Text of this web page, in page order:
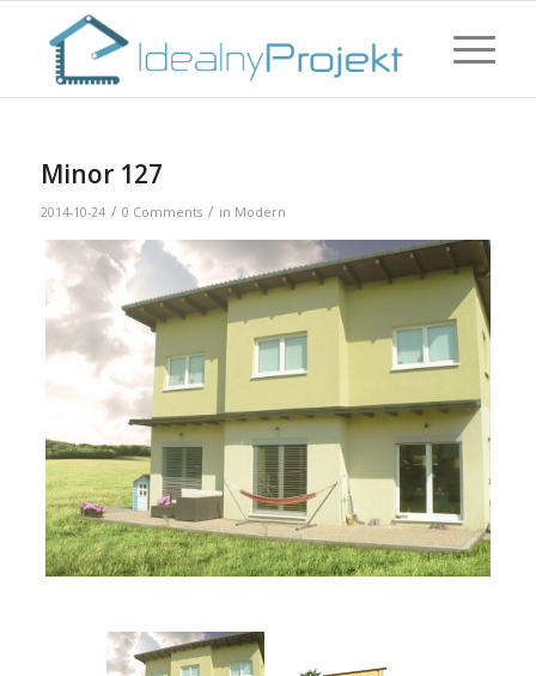
Minor 127
2014-10-24 / 0 Comments / in Modern